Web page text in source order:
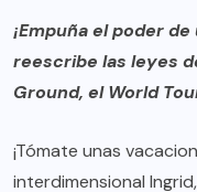
¡Empuña el poder
reescribe las leyes
Ground, el World
¡Tómate unas
interdimensional